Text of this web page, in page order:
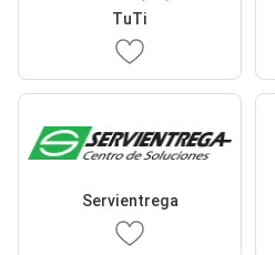
TuTi
Servientrega